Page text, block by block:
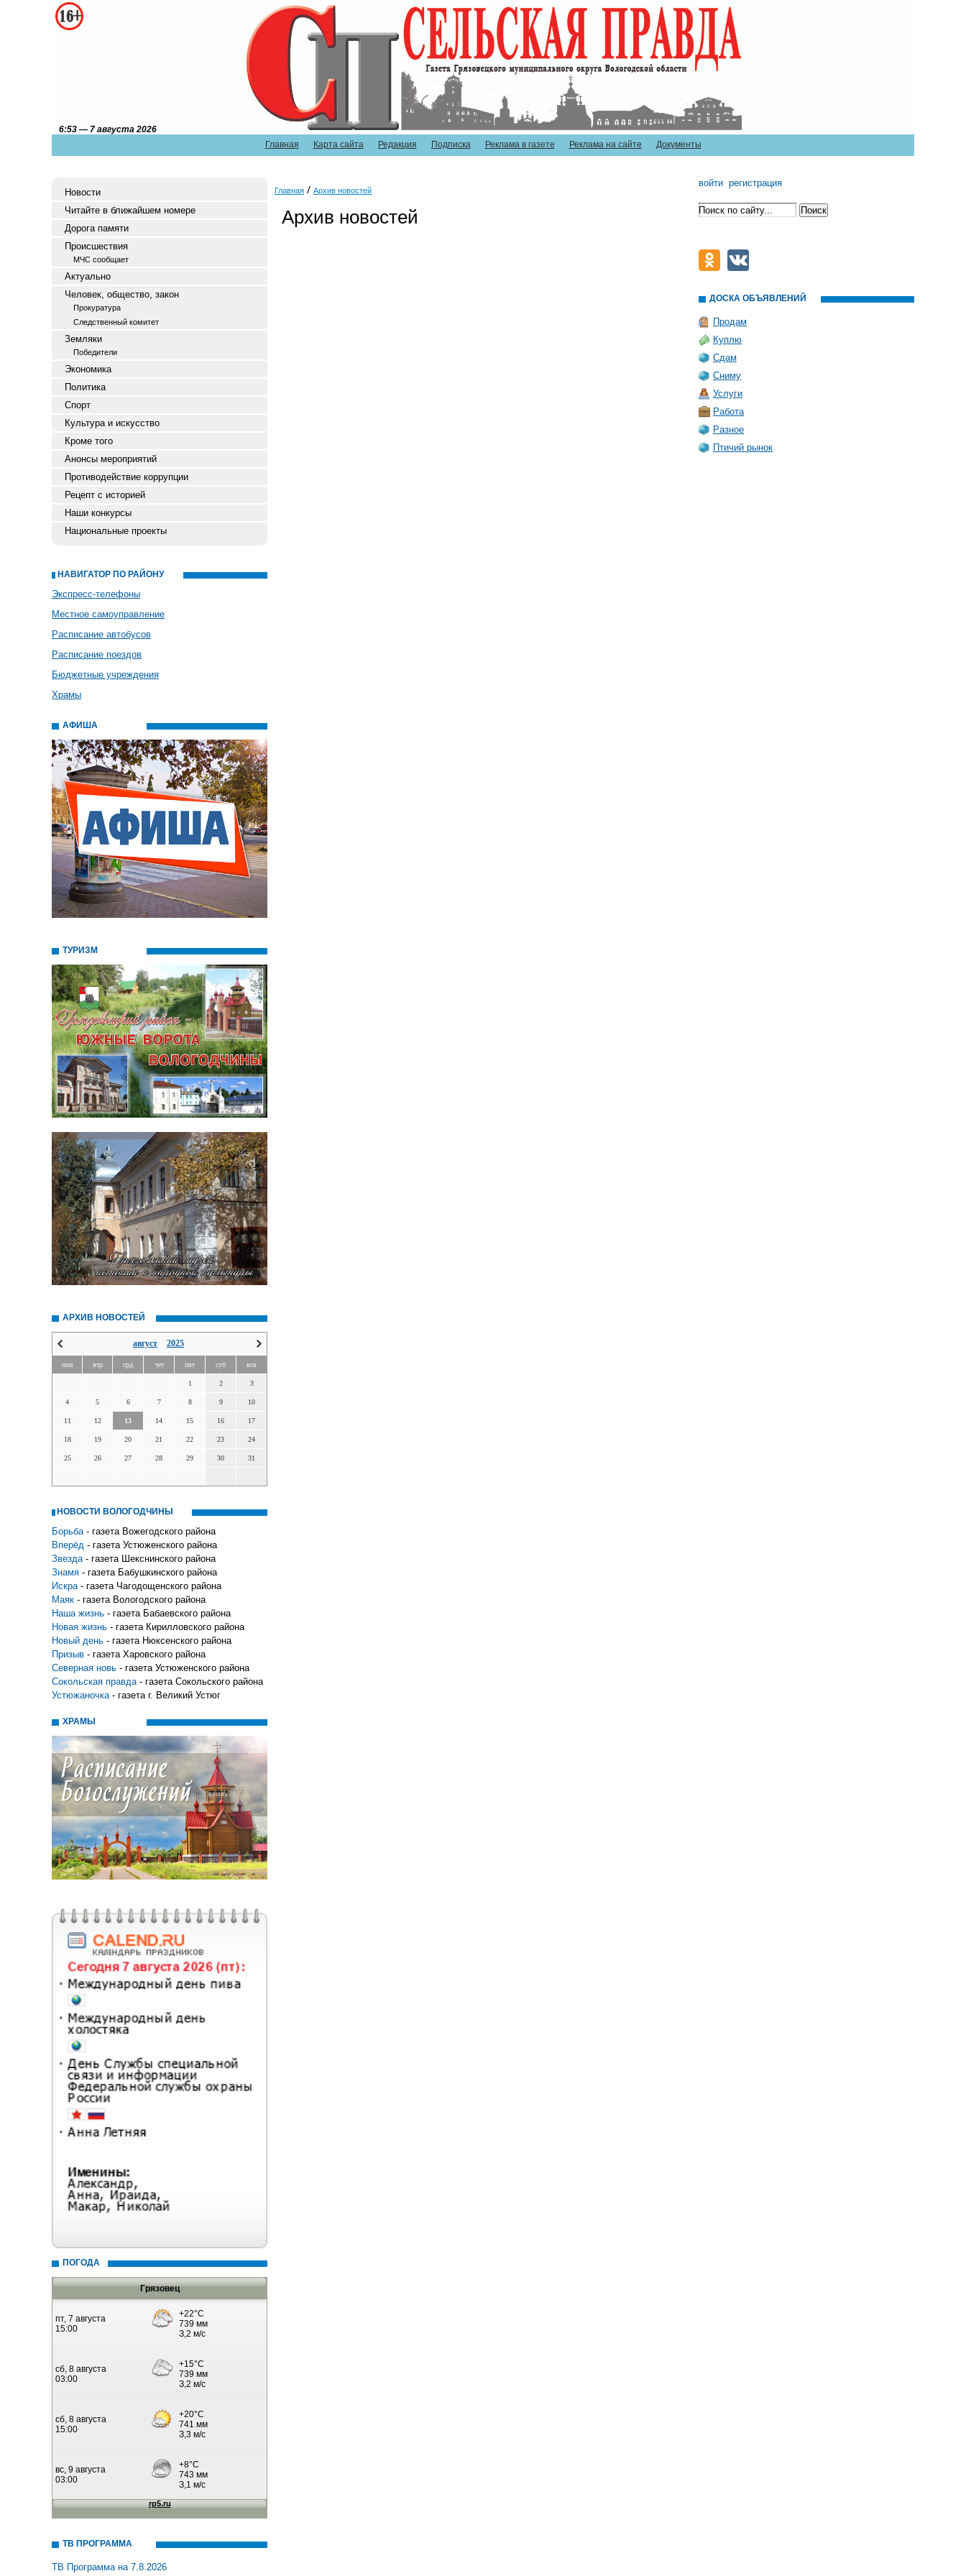
Главная Карта сайта Редакция Подписка Реклама в газете Реклама на сайте Документы
6:53 — 7 августа 2026
Новости
Читайте в ближайшем номере
Дорога памяти
Происшествия
МЧС сообщает
Актуально
Человек, общество, закон
Прокуратура
Следственный комитет
Земляки
Победители
Экономика
Политика
Спорт
Культура и искусство
Кроме того
Анонсы мероприятий
Противодействие коррупции
Рецепт с историей
Наши конкурсы
Национальные проекты
НАВИГАТОР ПО РАЙОНУ
Экспресс-телефоны
Местное самоуправление
Расписание автобусов
Расписание поездов
Бюджетные учреждения
Храмы
АФИША
ТУРИЗМ
АРХИВ НОВОСТЕЙ
август 2025
пон втр срд чет пят суб вск
1 2 3
4 5 6 7 8 9 10
11 12 13 14 15 16 17
18 19 20 21 22 23 24
25 26 27 28 29 30 31
НОВОСТИ ВОЛОГОДЧИНЫ
Борьба - газета Вожегодского района
Вперёд - газета Устюженского района
Звезда - газета Шекснинского района
Знамя - газета Бабушкинского района
Искра - газета Чагодощенского района
Маяк - газета Вологодского района
Наша жизнь - газета Бабаевского района
Новая жизнь - газета Кирилловского района
Новый день - газета Нюксенского района
Призыв - газета Харовского района
Северная новь - газета Устюженского района
Сокольская правда - газета Сокольского района
Устюжаночка - газета г. Великий Устюг
ХРАМЫ
ПОГОДА
Грязовец
ТВ ПРОГРАММА
ТВ Программа на 7.8.2026
Главная Архив новостей
Архив новостей
войти регистрация
ДОСКА ОБЪЯВЛЕНИЙ
Продам
Куплю
Сдам
Сниму
Услуги
Работа
Разное
Птичий рынок